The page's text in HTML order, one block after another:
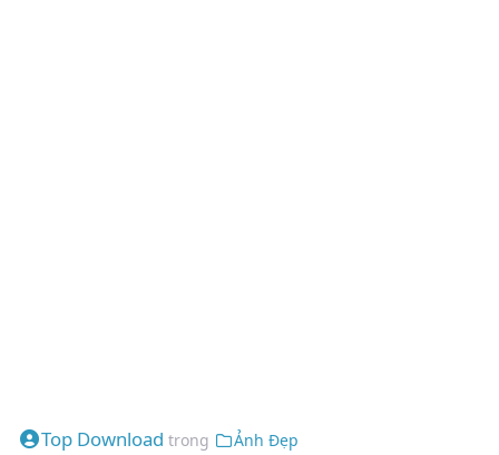
Top Download trong
Ảnh Đẹp